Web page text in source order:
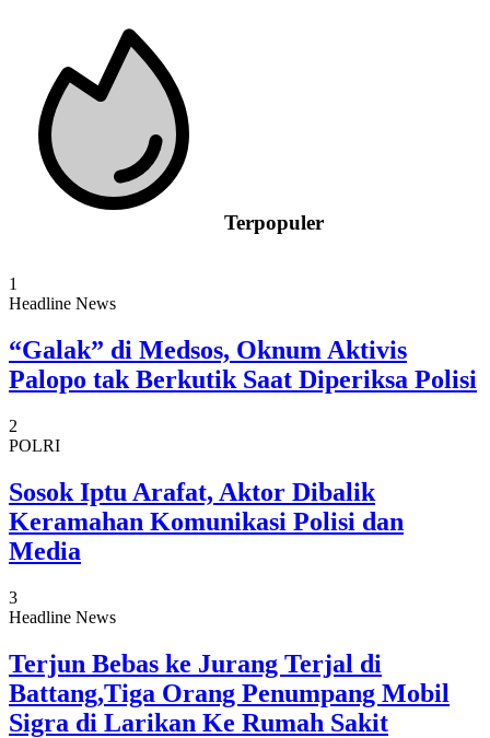
Terpopuler
1
Headline News
“Galak” di Medsos, Oknum Aktivis
Palopo tak Berkutik Saat Diperiksa Polisi
2
POLRI
Sosok Iptu Arafat, Aktor Dibalik
Keramahan Komunikasi Polisi dan
Media
3
Headline News
Terjun Bebas ke Jurang Terjal di
Battang,Tiga Orang Penumpang Mobil
Sigra di Larikan Ke Rumah Sakit